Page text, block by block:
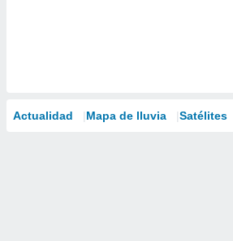
Actualidad Mapa de lluvia Satélites